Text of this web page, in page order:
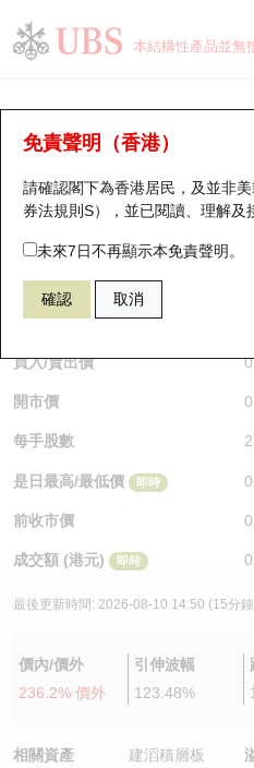
本結構性產品並無
免責聲明（香港）
請確認閣下為香港居民，及並非
券法規則S），並已閱讀、理解及
未來7日不再顯示本免責聲明。
確認 取消
認股證分析儀
表現 街貨統計 比較
13858 瑞銀認購
$0.024 0.018
買入/賣出價
開市價
每手股數
是日最高/最低價 即時
前收市價
成交額 (港元) 即時
最後更新時間: 2026-08-10 14:50 (15分
價內/價外
236.2% 價外
引伸波幅
123.48%
相關資產 建滔積層板
瑞銀認股證一覽
新發行瑞銀認股證
即將到期認股證
認股證到期結算價查詢
認股證分析儀
認股證速算機
認股證/牛熊證日誌
認股證文件及公告
街貨統計
比較
牛熊全景快搜
牛熊證搜尋
牛熊證街貨分佈圖
正股牛熊證列表
新發行瑞銀牛熊證
已收回牛熊證剩餘價值
牛熊證到期結算價查詢
牛熊證分析儀
街貨統計
比較
十大升幅/跌幅
十大認股證成交分佈
十天股證佔大市成交
資金流
街貨統計
三十大平均引伸波幅
正股分析儀
二十大活躍股份
恒指成份股
國指成份股
科指成份股
相關資產沽空
中資ETFs溢價比較
AH 股價對照
持股比重
顯示所有持股比重
每月輪證大市專題
輪證專欄
講座及教育短片
認股證投資者教育
牛熊證投資者教育
認股證牛熊證常問問題